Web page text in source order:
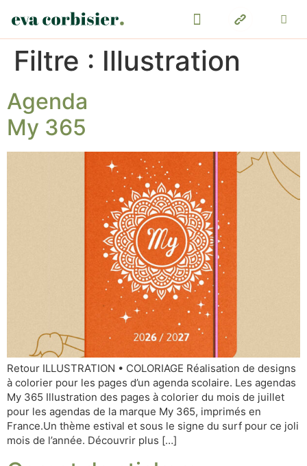
Filtre : Illustration
Agenda
My 365
Retour ILLUSTRATION • COLORIAGE Réalisation de designs
à colorier pour les pages d’un agenda scolaire. Les agendas
My 365 Illustration des pages à colorier du mois de juillet
pour les agendas de la marque My 365, imprimés en
France.Un thème estival et sous le signe du surf pour ce joli
mois de l’année. Découvrir plus […]